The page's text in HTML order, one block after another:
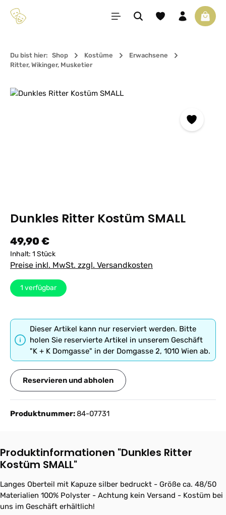
Zum Hauptinhalt springen Du hast 0 Produkte
Du bist hier: Shop Kostüme
Erwachsene
Ritter, Wikinger, Musketier
Bildergalerie überspringen
Dunkles Ritter Kostüm SMALL
Regulärer Preis:
49,90 €
Inhalt: 1 Stück
Preise inkl. MwSt. zzgl. Versandkosten
1 verfügbar
Dieser Artikel kann nur reserviert werden. Bitte
holen Sie reservierte Artikel in unserem Geschäft
"K + K Domgasse" in der Domgasse 2, 1010 Wien ab.
Reservieren und abholen
Produktnummer:84-07731
Produktinformationen "Dunkles Ritter
Kostüm SMALL"
Langes Oberteil mit Kapuze silber bedruckt - Größe ca. 48/50
Materialien 100% Polyster - Achtung kein Versand - Kostüm bei
uns im Geschäft erhältlich!